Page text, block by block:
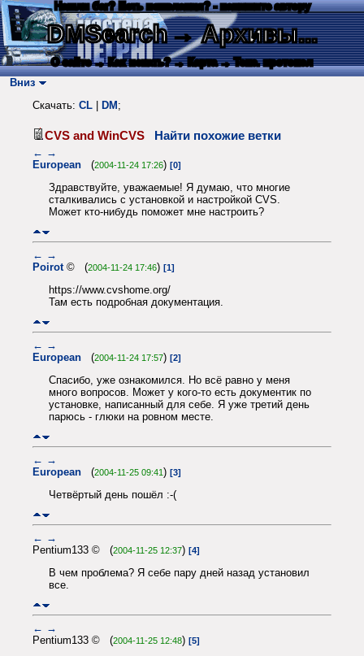
Нашли баг? Есть пожелания? - напишите автору
DMSearch→ Архивы...
О сайте → Как искать? → Карта → Текс. протокол
Вниз
Скачать: CL DM ;
CVS and WinCVS Найти похожие ветки
← →
European (2004-11-24 17:26) [0]
Здравствуйте, уважаемые! Я думаю, что многие
сталкивались с установкой и настройкой CVS.
Может кто-нибудь поможет мне настроить?
← →
Poirot © (2004-11-24 17:46) [1]
https://www.cvshome.org/
Там есть подробная документация.
← →
European (2004-11-24 17:57) [2]
Спасибо, уже ознакомился. Но всё равно у меня
много вопросов. Может у кого-то есть документик по
установке, написанный для себе. Я уже третий день
парюсь - глюки на ровном месте.
← →
European (2004-11-25 09:41) [3]
Четвёртый день пошёл :-(
← →
Pentium133 © (2004-11-25 12:37) [4]
В чем проблема? Я себе пару дней назад установил
все.
← →
Pentium133 © (2004-11-25 12:48) [5]